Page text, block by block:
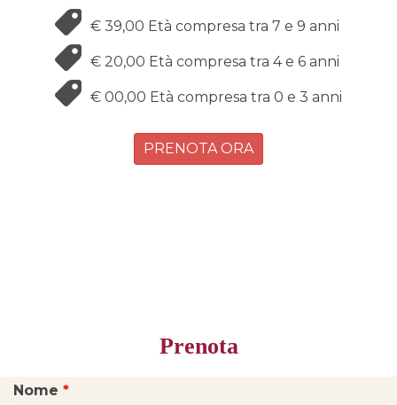
€ 39,00 Età compresa tra 7 e 9 anni
€ 20,00 Età compresa tra 4 e 6 anni
€ 00,00 Età compresa tra 0 e 3 anni
PRENOTA ORA
Prenota
Nome *